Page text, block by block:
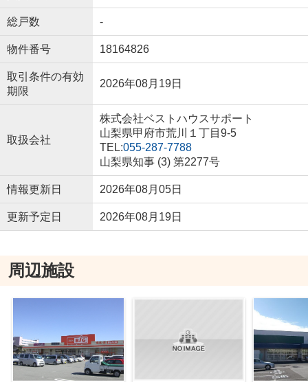
総戸数 -
物件番号 18164826
取引条件の有効
期限
2026年08月19日
取扱会社
株式会社ベストハウスサポート
山梨県甲府市荒川１丁目9-5
TEL:055-287-7788
山梨県知事 (3) 第2277号
情報更新日 2026年08月05日
更新予定日 2026年08月19日
周辺施設